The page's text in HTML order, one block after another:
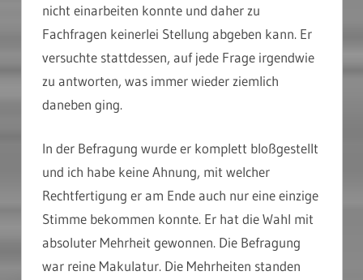
nicht einarbeiten konnte und daher zu
Fachfragen keinerlei Stellung abgeben kann. Er
versuchte stattdessen, auf jede Frage irgendwie
zu antworten, was immer wieder ziemlich
daneben ging.
In der Befragung wurde er komplett bloßgestellt
und ich habe keine Ahnung, mit welcher
Rechtfertigung er am Ende auch nur eine einzige
Stimme bekommen konnte. Er hat die Wahl mit
absoluter Mehrheit gewonnen. Die Befragung
war reine Makulatur. Die Mehrheiten standen